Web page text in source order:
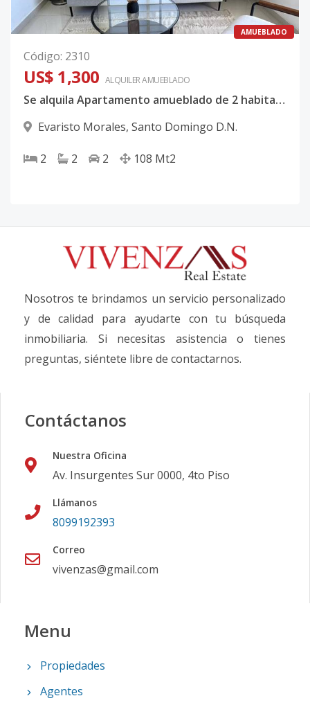
AMUEBLADO
Código: 2310
US$ 1,300 ALQUILERAMUEBLADO
Se alquila Apartamento amueblado de 2 habitaciones en Evaristo Morales.
Evaristo Morales, Santo Domingo D.N.
2 2 2 108 Mt2
Nosotros te brindamos un servicio personalizado
y de calidad para ayudarte con tu búsqueda
inmobiliaria. Si necesitas asistencia o tienes
preguntas, siéntete libre de contactarnos.
Contáctanos
Nuestra Oficina
Av. Insurgentes Sur 0000, 4to Piso
Llámanos
8099192393
Correo
vivenzas@gmail.com
Menu
Propiedades
Agentes